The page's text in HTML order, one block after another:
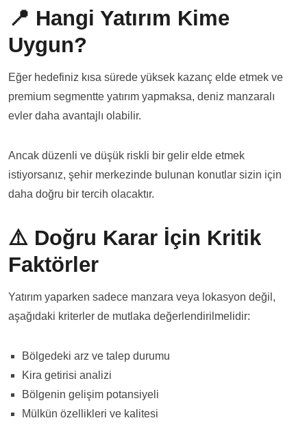
📍 Hangi Yatırım Kime
Uygun?
Eğer hedefiniz kısa sürede yüksek kazanç elde etmek ve
premium segmentte yatırım yapmaksa, deniz manzaralı
evler daha avantajlı olabilir.
Ancak düzenli ve düşük riskli bir gelir elde etmek
istiyorsanız, şehir merkezinde bulunan konutlar sizin için
daha doğru bir tercih olacaktır.
⚠️ Doğru Karar İçin Kritik
Faktörler
Yatırım yaparken sadece manzara veya lokasyon değil,
aşağıdaki kriterler de mutlaka değerlendirilmelidir:
Bölgedeki arz ve talep durumu
Kira getirisi analizi
Bölgenin gelişim potansiyeli
Mülkün özellikleri ve kalitesi